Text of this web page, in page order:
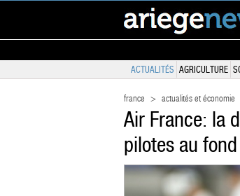
ACTUALITÉS AGRICULTURE
france > actualités et économie
Air France: la
pilotes au fond